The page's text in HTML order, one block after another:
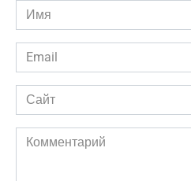
Имя
*
Email
*
Сайт
Комментарий